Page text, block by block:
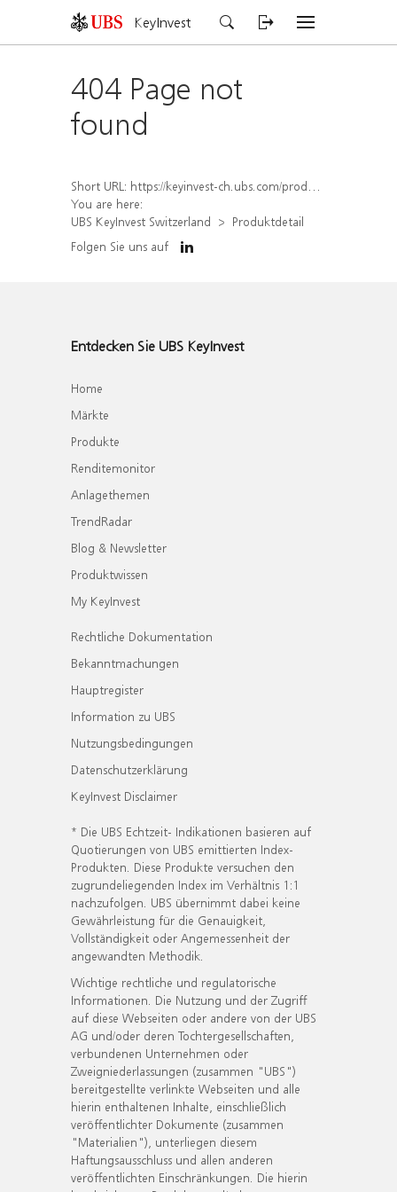
KeyInvest
404 Page not
found
Short URL: https://keyinvest-ch.ubs.com/produkt/detail/index/isin/CH1567048835
You are here:
UBS KeyInvest Switzerland
Produktdetail
Folgen Sie uns auf
Entdecken Sie UBS KeyInvest
Home
Märkte
Produkte
Renditemonitor
Anlagethemen
TrendRadar
Blog & Newsletter
Produktwissen
My KeyInvest
Rechtliche Dokumentation
Bekanntmachungen
Hauptregister
Information zu UBS
Nutzungsbedingungen
Datenschutzerklärung
KeyInvest Disclaimer
* Die UBS Echtzeit- Indikationen basieren auf
Quotierungen von UBS emittierten Index-
Produkten. Diese Produkte versuchen den
zugrundeliegenden Index im Verhältnis 1:1
nachzufolgen. UBS übernimmt dabei keine
Gewährleistung für die Genauigkeit,
Vollständigkeit oder Angemessenheit der
angewandten Methodik.
Wichtige rechtliche und regulatorische
Informationen. Die Nutzung und der Zugriff
auf diese Webseiten oder andere von der UBS
AG und/oder deren Tochtergesellschaften,
verbundenen Unternehmen oder
Zweigniederlassungen (zusammen "UBS")
bereitgestellte verlinkte Webseiten und alle
hierin enthaltenen Inhalte, einschließlich
veröffentlichter Dokumente (zusammen
"Materialien"), unterliegen diesem
Haftungsausschluss und allen anderen
veröffentlichten Einschränkungen. Die hierin